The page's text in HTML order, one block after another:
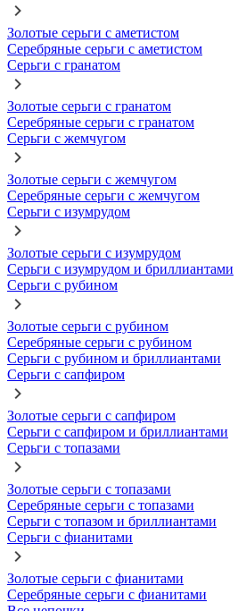
Золотые серьги с аметистом
Серебряные серьги с аметистом
Серьги с гранатом
Золотые серьги с гранатом
Серебряные серьги с гранатом
Серьги с жемчугом
Золотые серьги с жемчугом
Серебряные серьги с жемчугом
Серьги с изумрудом
Золотые серьги с изумрудом
Серьги с изумрудом и бриллиантами
Серьги с рубином
Золотые серьги с рубином
Серебряные серьги с рубином
Серьги с рубином и бриллиантами
Серьги с сапфиром
Золотые серьги с сапфиром
Серьги с сапфиром и бриллиантами
Серьги с топазами
Золотые серьги с топазами
Серебряные серьги с топазами
Серьги с топазом и бриллиантами
Серьги с фианитами
Золотые серьги с фианитами
Серебряные серьги с фианитами